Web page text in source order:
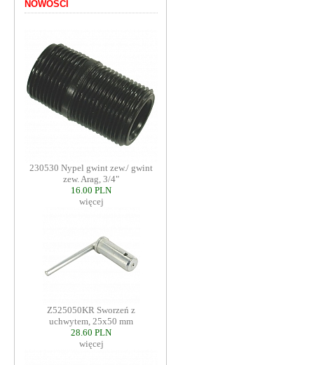
NOWOŚCI
230530 Nypel gwint zew./ gwint
zew. Arag, 3/4"
16.00 PLN
więcej
Z525050KR Sworzeń z
uchwytem, 25x50 mm
28.60 PLN
więcej